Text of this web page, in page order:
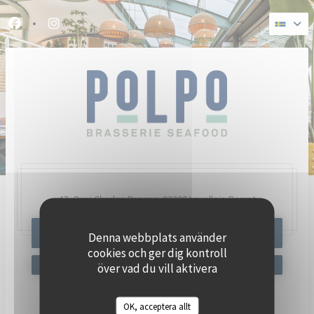
Cookie- hanteringspanel
Denna webbplats använder
cookies och ger dig kontroll
över vad du vill aktivera
OK, acceptera allt
Facebook ((öppnas i ett nytt fönster))
Instagram ((öppnas i ett nytt fönster))
47, Quai Charles Pasqua,92300 Levallois-Perret
BOKA ETT BORD
Håll dig uppdaterad